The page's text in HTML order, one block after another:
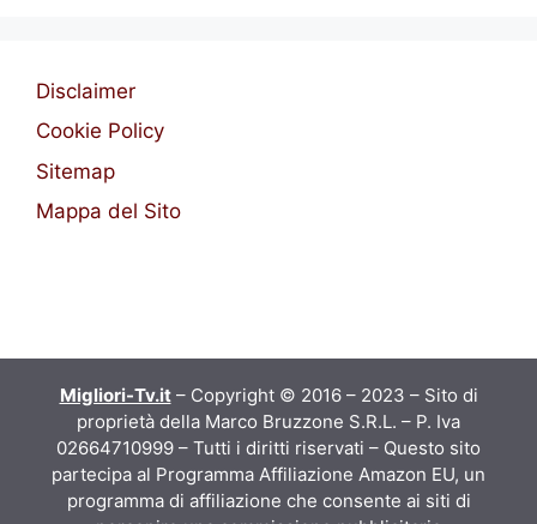
Disclaimer
Cookie Policy
Sitemap
Mappa del Sito
Migliori-Tv.it– Copyright © 2016 – 2023 – Sito di
proprietà della Marco Bruzzone S.R.L. – P. Iva
02664710999 – Tutti i diritti riservati – Questo sito
partecipa al Programma Affiliazione Amazon EU, un
programma di affiliazione che consente ai siti di